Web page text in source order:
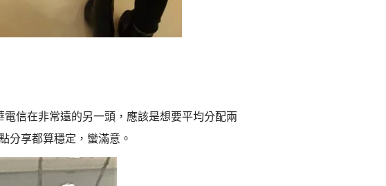
信在非常遠的另一頭，應該是想要平均分配兩
分享都算穩定，蠻滿意。